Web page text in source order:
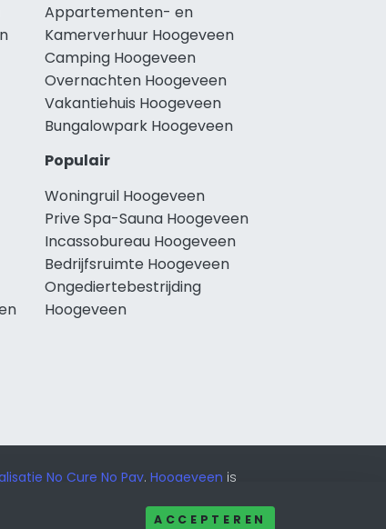
Appartementen- en
Kamerverhuur Hoogeveen
Camping Hoogeveen
Overnachten Hoogeveen
Vakantiehuis Hoogeveen
Bungalowpark Hoogeveen
Populair
Woningruil Hoogeveen
Prive Spa-Sauna Hoogeveen
Incassobureau Hoogeveen
Bedrijfsruimte Hoogeveen
Ongediertebestrijding
Hoogeveen
No Cure No Pay. Hoogeveen is
ACCEPTEREN